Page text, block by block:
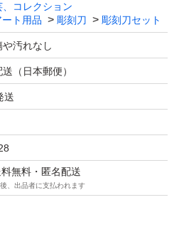
コレクション
ト用品
彫刻刀 彫刻刀セット
や汚れなし
（日本郵便）
送
無料・匿名配送
、出品者に支払われます